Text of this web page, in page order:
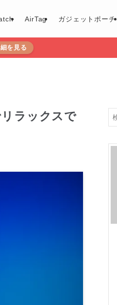
AirTag ガジェットポーチ
を見る
ラックスで